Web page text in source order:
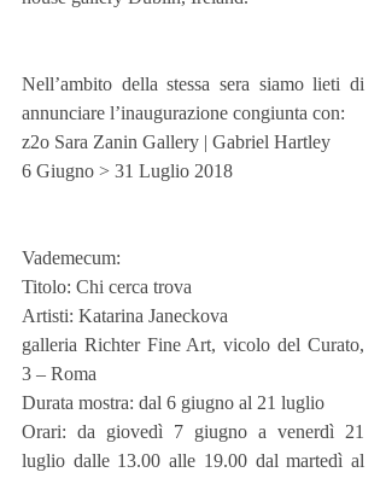
Nell’ambito della stessa sera siamo lieti di
annunciare l’inaugurazione congiunta con:
z2o Sara Zanin Gallery | Gabriel Hartley
6 Giugno > 31 Luglio 2018
Vademecum:
Titolo: Chi cerca trova
Artisti: Katarina Janeckova
galleria Richter Fine Art, vicolo del Curato,
3 – Roma
Durata mostra: dal 6 giugno al 21 luglio
Orari: da giovedì 7 giugno a venerdì 21
luglio dalle 13.00 alle 19.00 dal martedì al